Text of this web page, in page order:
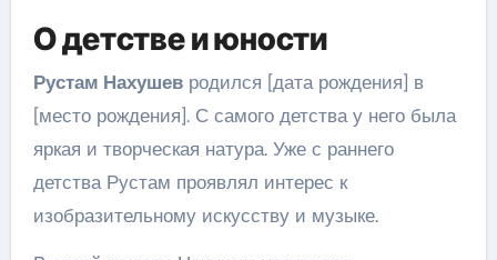
О детстве и юности
Рустам Нахушевродился [дата рождения] в
[место рождения]. С самого детства у него была
яркая и творческая натура. Уже с раннего
детства Рустам проявлял интерес к
изобразительному искусству и музыке.